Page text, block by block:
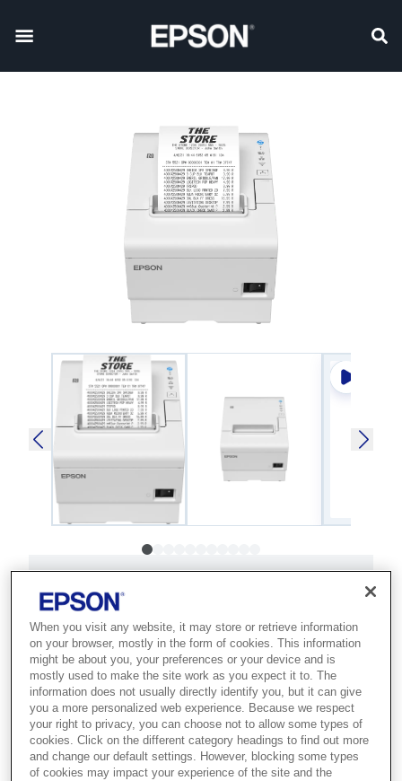
TM-T88VII (131): USB,
Eth, PowerUSB, Buzz,
White
Best for retail and hospitality POS
setups that need fast, reliable and
eco-conscious thermal receipt printing.
When you visit any website, it may store or retrieve information
on your browser, mostly in the form of cookies. This information
might be about you, your preferences or your device and is
mostly used to make the site work as you expect it to. The
information does not usually directly identify you, but it can give
you a more personalized web experience. Because we respect
your right to privacy, you can choose not to allow some types of
cookies. Click on the different category headings to find out more
and change our default settings. However, blocking some types
of cookies may impact your experience of the site and the